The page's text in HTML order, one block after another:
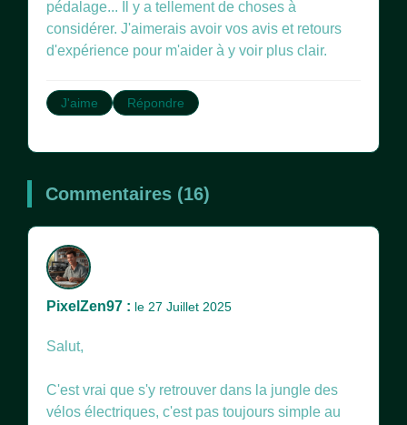
pédalage... Il y a tellement de choses à
considérer. J'aimerais avoir vos avis et retours
d'expérience pour m'aider à y voir plus clair.
J'aime Répondre
Commentaires (16)
PixelZen97 : le 27 Juillet 2025
Salut,
C'est vrai que s'y retrouver dans la jungle des
vélos électriques, c'est pas toujours simple au